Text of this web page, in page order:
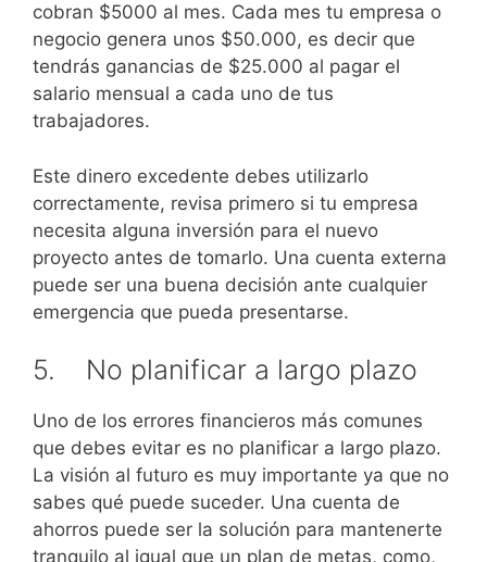
cobran $5000 al mes. Cada mes tu empresa o
negocio genera unos $50.000, es decir que
tendrás ganancias de $25.000 al pagar el
salario mensual a cada uno de tus
trabajadores.
Este dinero excedente debes utilizarlo
correctamente, revisa primero si tu empresa
necesita alguna inversión para el nuevo
proyecto antes de tomarlo. Una cuenta externa
puede ser una buena decisión ante cualquier
emergencia que pueda presentarse.
5. No planificar a largo plazo
Uno de los errores financieros más comunes
que debes evitar es no planificar a largo plazo.
La visión al futuro es muy importante ya que no
sabes qué puede suceder. Una cuenta de
ahorros puede ser la solución para mantenerte
tranquilo al igual que un plan de metas, como,